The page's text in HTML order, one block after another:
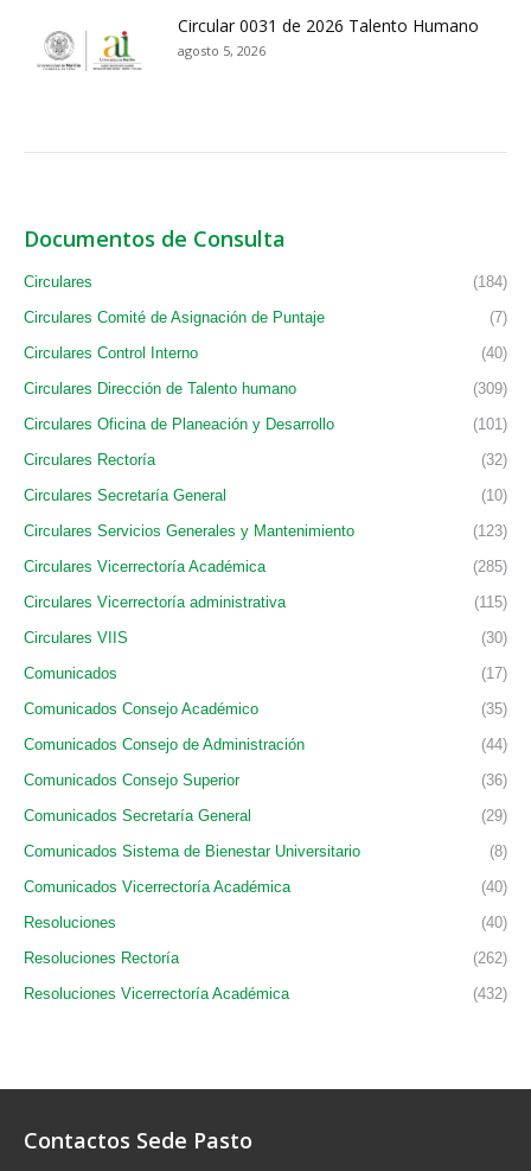
Circular 0031 de 2026 Talento Humano
agosto 5, 2026
Documentos de Consulta
Circulares
(184)
Circulares Comité de Asignación de Puntaje
(7)
Circulares Control Interno
(40)
Circulares Dirección de Talento humano
(309)
Circulares Oficina de Planeación y Desarrollo
(101)
Circulares Rectoría
(32)
Circulares Secretaría General
(10)
Circulares Servicios Generales y Mantenimiento
(123)
Circulares Vicerrectoría Académica
(285)
Circulares Vicerrectoría administrativa
(115)
Circulares VIIS
(30)
Comunicados
(17)
Comunicados Consejo Académico
(35)
Comunicados Consejo de Administración
(44)
Comunicados Consejo Superior
(36)
Comunicados Secretaría General
(29)
Comunicados Sistema de Bienestar Universitario
(8)
Comunicados Vicerrectoría Académica
(40)
Resoluciones
(40)
Resoluciones Rectoría
(262)
Resoluciones Vicerrectoría Académica
(432)
Contactos Sede Pasto